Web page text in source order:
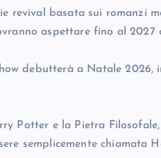
revival basata sui romanzi
aspettare fino al 2027
debutterà a Natale 2026,
Potter e la Pietra
semplicemente chiamata